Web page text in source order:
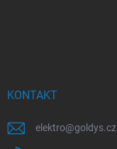
KONTAKT
elektro@goldys.cz